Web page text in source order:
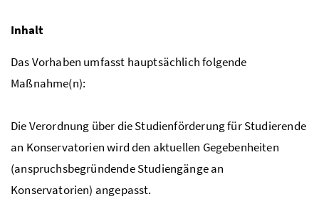
Inhalt
Das Vorhaben umfasst hauptsächlich folgende
Maßnahme(n):
Die Verordnung über die Studienförderung für Studierende
an Konservatorien wird den aktuellen Gegebenheiten
(anspruchsbegründende Studiengänge an
Konservatorien) angepasst.